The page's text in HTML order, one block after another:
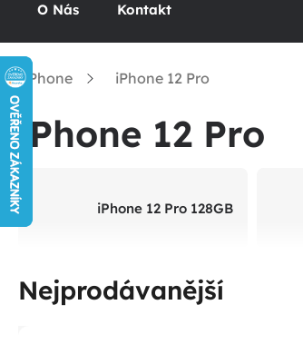
O Nás Kontakt
iPhone iPhone 12 Pro
iPhone 12 Pro
iPhone 12 Pro 128GB
Nejprodávanější